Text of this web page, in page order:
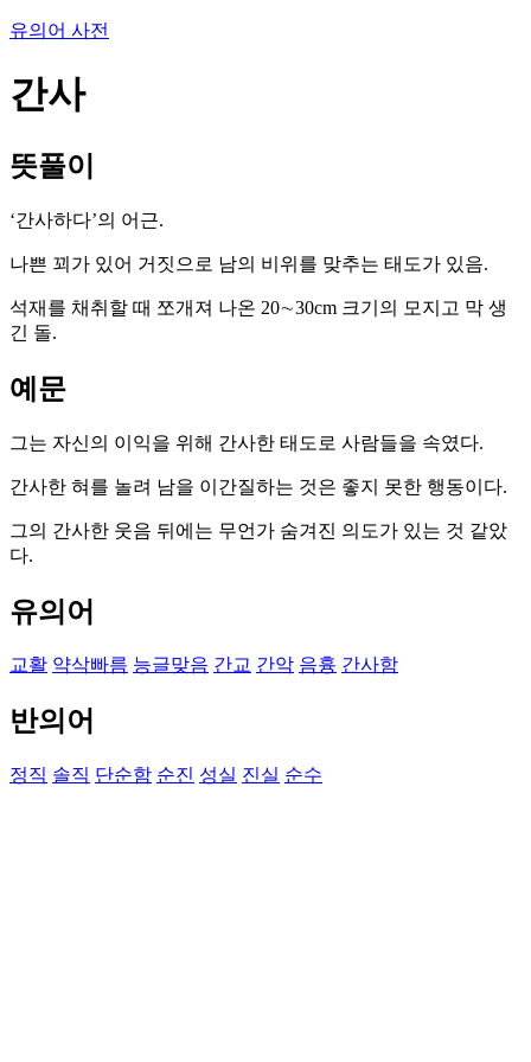
유의어 사전
간사
뜻풀이
‘간사하다’의 어근.
나쁜 꾀가 있어 거짓으로 남의 비위를 맞추는 태도가 있음.
석재를 채취할 때 쪼개져 나온 20∼30cm 크기의 모지고 막 생
긴 돌.
예문
그는 자신의 이익을 위해 간사한 태도로 사람들을 속였다.
간사한 혀를 놀려 남을 이간질하는 것은 좋지 못한 행동이다.
그의 간사한 웃음 뒤에는 무언가 숨겨진 의도가 있는 것 같았
다.
유의어
교활 약삭빠름 능글맞음 간교 간악 음흉 간사함
반의어
정직 솔직 단순함 순진 성실 진실 순수